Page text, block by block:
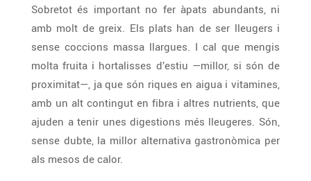
Sobretot és important no fer àpats abundants, ni
amb molt de greix. Els plats han de ser lleugers i
sense coccions massa llargues. I cal que mengis
molta fruita i hortalisses d’estiu —millor, si són de
proximitat—, ja que són riques en aigua i vitamines,
amb un alt contingut en fibra i altres nutrients, que
ajuden a tenir unes digestions més lleugeres. Són,
sense dubte, la millor alternativa gastronòmica per
als mesos de calor.